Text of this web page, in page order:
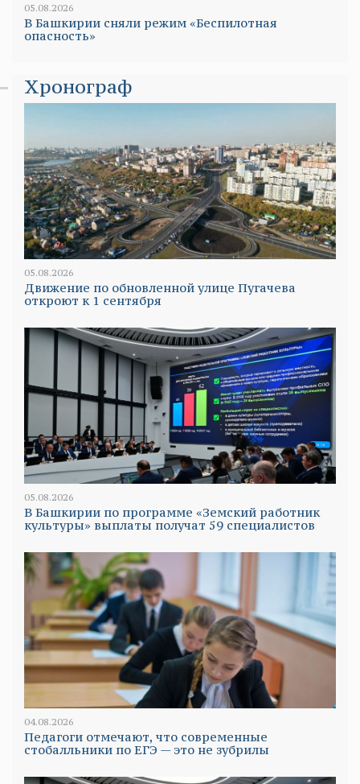
05.08.2026
В Башкирии сняли режим «Беспилотная
опасность»
Хронограф
05.08.2026
Движение по обновленной улице Пугачева
откроют к 1 сентября
05.08.2026
В Башкирии по программе «Земский работник
культуры» выплаты получат 59 специалистов
04.08.2026
Педагоги отмечают, что современные
стобалльники по ЕГЭ — это не зубрилы